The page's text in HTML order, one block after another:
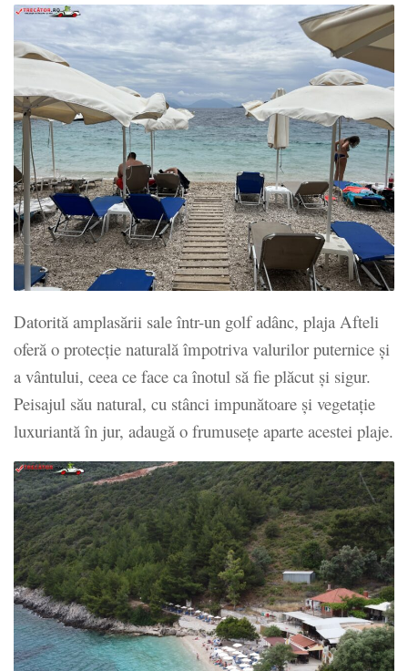
Datorită amplasării sale într-un golf adânc, plaja Afteli
oferă o protecție naturală împotriva valurilor puternice și
a vântului, ceea ce face ca înotul să fie plăcut și sigur.
Peisajul său natural, cu stânci impunătoare și vegetație
luxuriantă în jur, adaugă o frumusețe aparte acestei plaje.